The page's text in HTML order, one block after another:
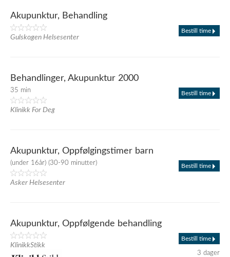
Akupunktur, Behandling
Gulskogen Helsesenter
Bestill time
Behandlinger, Akupunktur 2000
35 min
Klinikk For Deg
Bestill time
Akupunktur, Oppfølgingstimer barn
(under 16år) (30-90 minutter)
Asker Helsesenter
Bestill time
Akupunktur, Oppfølgende behandling
KlinikkStikk
Bestill time
3 dager